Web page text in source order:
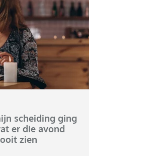
scheiding ging
er die avond
zien